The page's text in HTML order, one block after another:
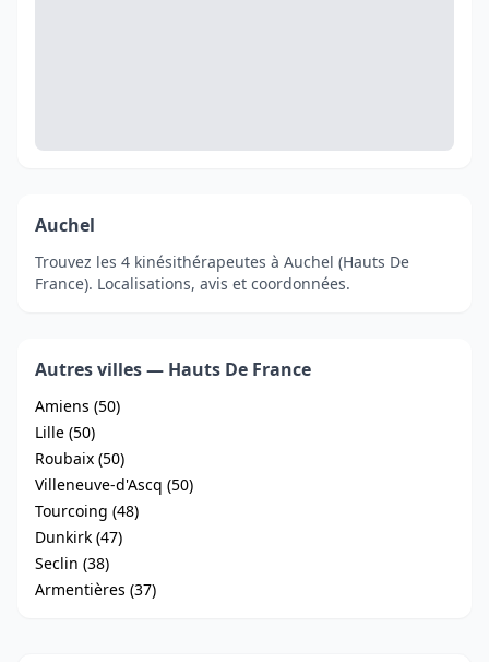
Auchel
Trouvez les 4 kinésithérapeutes à Auchel (Hauts De
France). Localisations, avis et coordonnées.
Autres villes — Hauts De France
Amiens (50)
Lille (50)
Roubaix (50)
Villeneuve-d'Ascq (50)
Tourcoing (48)
Dunkirk (47)
Seclin (38)
Armentières (37)